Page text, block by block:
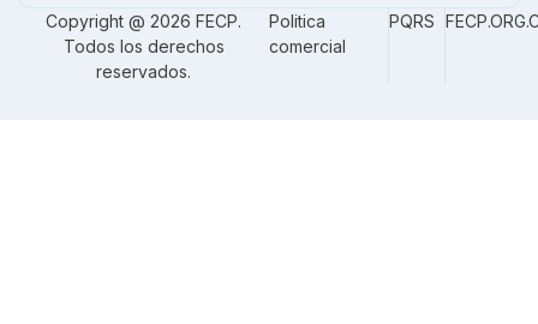
Copyright @ 2026 FECP.
Todos los derechos
reservados.
Politica
comercial
PQRS